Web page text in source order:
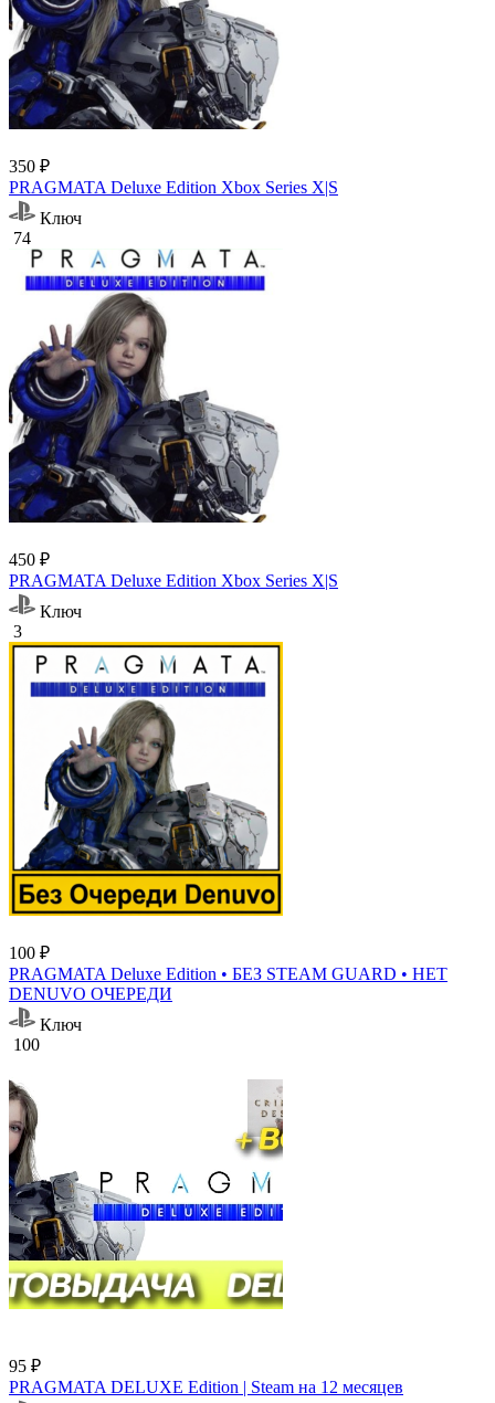
350 ₽
PRAGMATA Deluxe Edition Xbox Series X|S
Ключ
74
450 ₽
PRAGMATA Deluxe Edition Xbox Series X|S
Ключ
3
100 ₽
PRAGMATA Deluxe Edition • БЕЗ STEAM GUARD • НЕТ
DENUVO ОЧЕРЕДИ
Ключ
100
95 ₽
PRAGMATA DELUXE Edition | Steam на 12 месяцев